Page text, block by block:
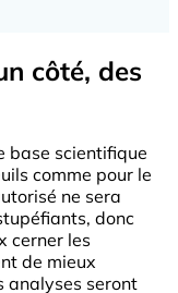
côté, des
base scientifique
comme pour le
ne sera
donc
cerner les
de mieux
analyses seront